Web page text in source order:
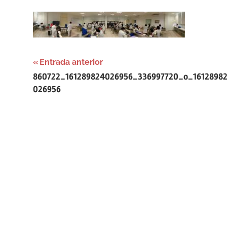
Navegación
de
Entrada anterior
026956